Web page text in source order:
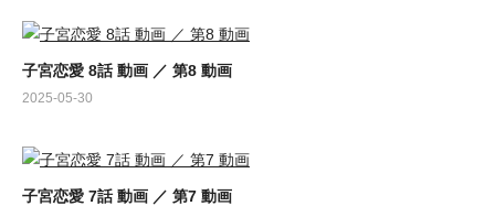
子宮恋愛 8話 動画 ／ 第8 動画
2025-05-30
子宮恋愛 7話 動画 ／ 第7 動画